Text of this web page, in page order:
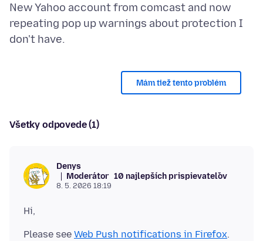
New Yahoo account from comcast and now
repeating pop up warnings about protection I
Mám tiež tento problém
Všetky odpovede (1)
Denys
Moderátor 10 najlepších prispievateľov
8. 5. 2026 18:19
Please see Web Push notifications in Firefox